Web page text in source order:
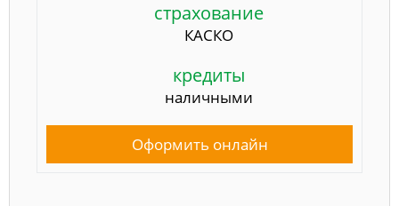
страхование
КАСКО
кредиты
наличными
Оформить онлайн